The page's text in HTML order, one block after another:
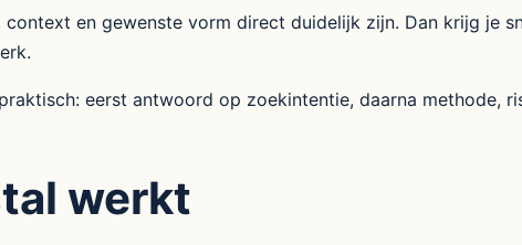
en gewenste vorm direct duidelijk zijn. Dan krijg je
eerst antwoord op zoekintentie, daarna methode,
werkt